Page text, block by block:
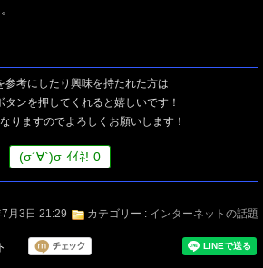
参考にしたり興味を持たれた方は
タンを押してくれると嬉しいです！
りますのでよろしくお願いします！
(σ´∀`)σ ｲｲﾈ! 0
月3日 21:29 カテゴリー : インターネットの話題